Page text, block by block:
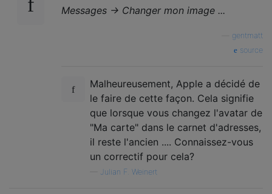
Messages → Changer mon image ...
gentmatt
source
Malheureusement, Apple a décidé de
le faire de cette façon. Cela signifie
que lorsque vous changez l'avatar de
"Ma carte" dans le carnet d'adresses,
il reste l'ancien .... Connaissez-vous
un correctif pour cela?
Julian F. Weinert